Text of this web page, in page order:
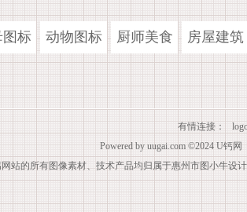
标 动物图标 厨师美食 房屋建筑
有情连接：
Powered by uugai.com ©2024 U钙网
站的所有图像素材、技术产品均归属于惠州市图小牛设